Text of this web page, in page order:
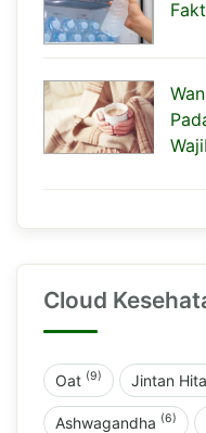
Cloud
Oat (9) Jintan
Ashwagandha (6)